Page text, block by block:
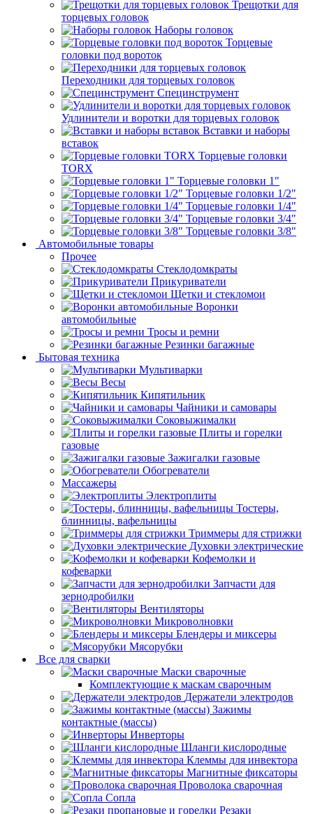
Трещотки для
торцевых головок
Наборы головок
Торцевые
головки под вороток
Переходники для торцевых головок
Специнструмент
Удлинители и воротки для торцевых головок
Вставки и наборы
вставок
Торцевые головки
TORX
Торцевые головки 1"
Торцевые головки 1/2"
Торцевые головки 1/4"
Торцевые головки 3/4"
Торцевые головки 3/8"
Автомобильные товары
Прочее
Стеклодомкраты
Прикуриватели
Щетки и стекломои
Воронки
автомобильные
Тросы и ремни
Резинки багажные
Бытовая техника
Мультиварки
Весы
Кипятильник
Чайники и самовары
Соковыжималки
Плиты и горелки
газовые
Зажигалки газовые
Обогреватели
Массажеры
Электроплиты
Тостеры,
блинницы, вафельницы
Триммеры для стрижки
Духовки электрические
Кофемолки и
кофеварки
Запчасти для
зернодробилки
Вентиляторы
Микроволновки
Блендеры и миксеры
Мясорубки
Все для сварки
Маски сварочные
Комплектующие к маскам сварочным
Держатели электродов
Зажимы
контактные (массы)
Инверторы
Шланги кислородные
Клеммы для инвектора
Магнитные фиксаторы
Проволока сварочная
Сопла
Резаки